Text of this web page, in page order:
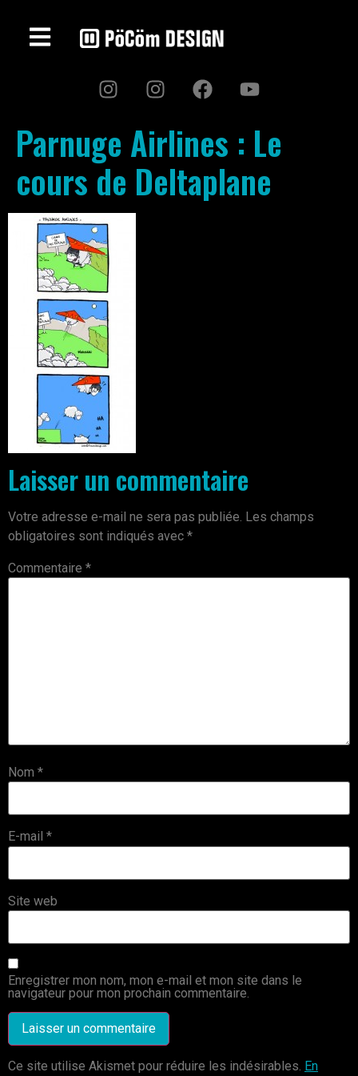
Parnuge Airlines : Le
cours de Deltaplane
Laisser un commentaire
Votre adresse e-mail ne sera pas publiée. Les champs
obligatoires sont indiqués avec *
Commentaire *
Nom *
E-mail *
Site web
Enregistrer mon nom, mon e-mail et mon site dans le
navigateur pour mon prochain commentaire.
Ce site utilise Akismet pour réduire les indésirables. En